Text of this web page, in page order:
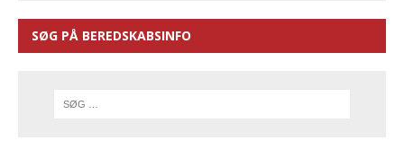
SØG PÅ BEREDSKABSINFO